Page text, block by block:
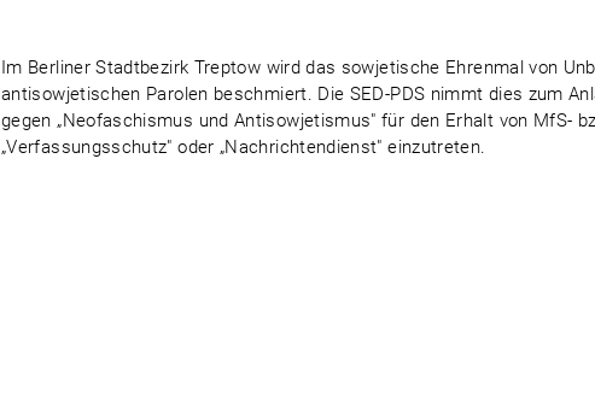
Im Berliner Stadtbezirk Treptow wird das sowjetische Ehrenmal von
antisowjetischen Parolen beschmiert. Die SED-PDS nimmt dies zum
gegen „Neofaschismus und Antisowjetismus" für den Erhalt von MfS-
„Verfassungsschutz" oder „Nachrichtendienst" einzutreten.